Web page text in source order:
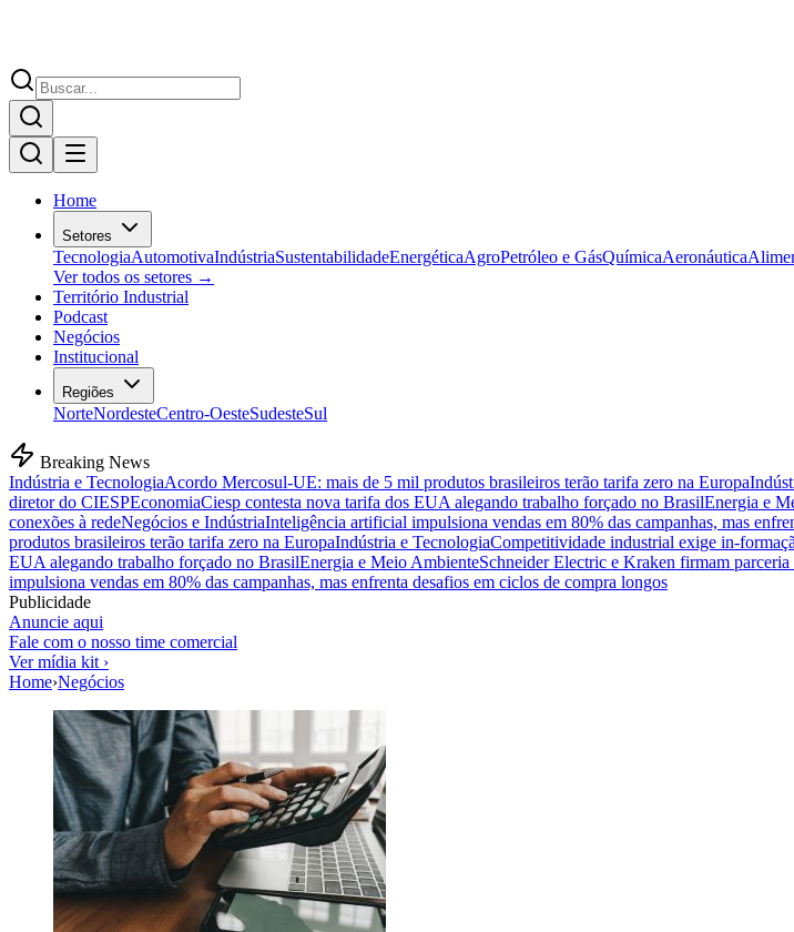
Home
Setores
TecnologiaAutomotivaIndústriaSustentabilidadeEnergéticaAgroPetróleo e GásQuímicaAeronáutica
Ver todos os setores →
Território Industrial
Podcast
Negócios
Institucional
Regiões
NorteNordesteCentro-OesteSudesteSul
Breaking News
Indústria e TecnologiaAcordo Mercosul-UE: mais de 5 mil produtos brasileiros terão tarifa zero na Europa
diretor do CIESPEconomiaCiesp contesta nova tarifa dos EUA alegando trabalho forçado no BrasilEnergia e
conexões à redeNegócios e IndústriaInteligência artificial impulsiona vendas em 80% das campanhas, mas
produtos brasileiros terão tarifa zero na EuropaIndústria e TecnologiaCompetitividade industrial exige in-
EUA alegando trabalho forçado no BrasilEnergia e Meio AmbienteSchneider Electric e Kraken firmam
impulsiona vendas em 80% das campanhas, mas enfrenta desafios em ciclos de compra longos
Publicidade
Anuncie aqui
Fale com o nosso time comercial
Ver mídia kit ›
Home›Negócios